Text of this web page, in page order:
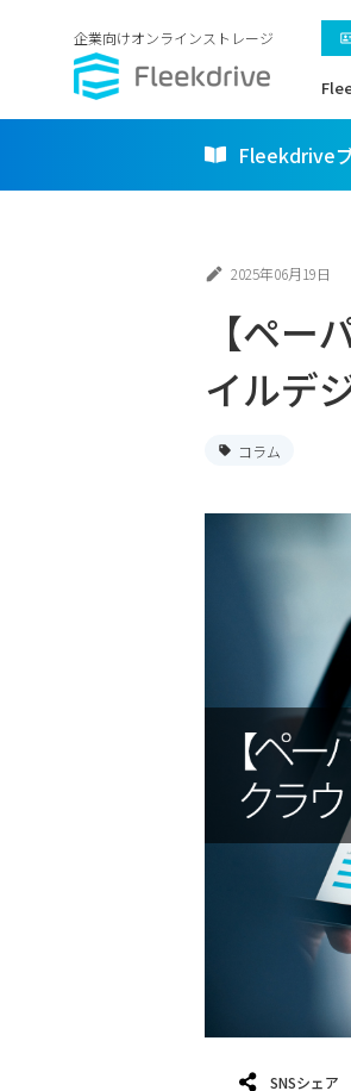
企業向けオンラインストレージ
Fleekdrive
2025年06月19日
【ペ
イルデ
コラム
SNSシェア